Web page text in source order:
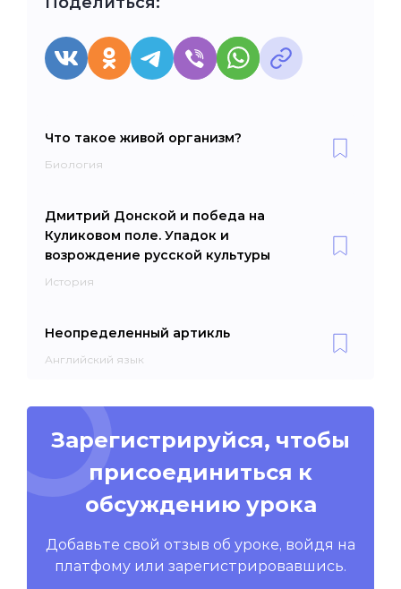
Что такое живой организм?
Биология
Дмитрий Донской и победа на
Куликовом поле. Упадок и
возрождение русской культуры
История
Неопределенный артикль
Английский язык
Зарегистрируйся, чтобы
присоединиться к
обсуждению урока
Добавьте свой отзыв об уроке, войдя на
платфому или зарегистрировавшись.